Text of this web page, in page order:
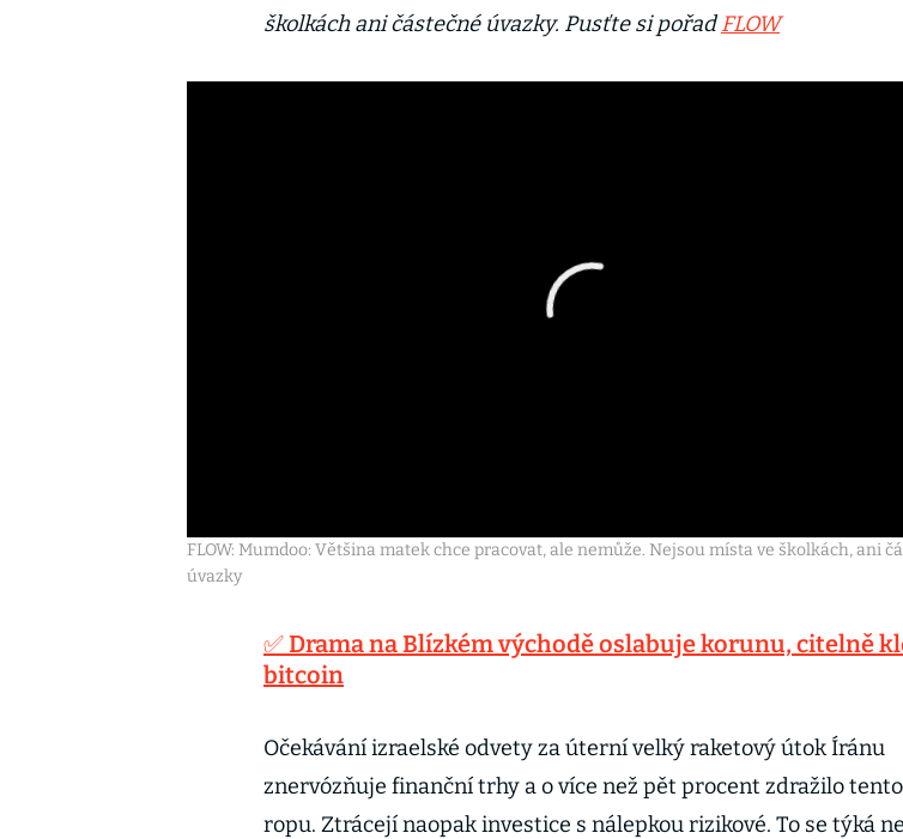
školkách ani částečné úvazky. Pusťte si pořadFLOW
FLOW: Mumdoo: Většina matek chce pracovat, ale nemůže. Nejsou místa ve školkách, ani
úvazky
✅ Drama na Blízkém východě oslabuje korunu, citelně
bitcoin
Očekávání izraelské odvety za úterní velký raketový útok Íránu
znervózňuje finanční trhy a o více než pět procent zdražilo
ropu. Ztrácejí naopak investice s nálepkou rizikové. To se týká